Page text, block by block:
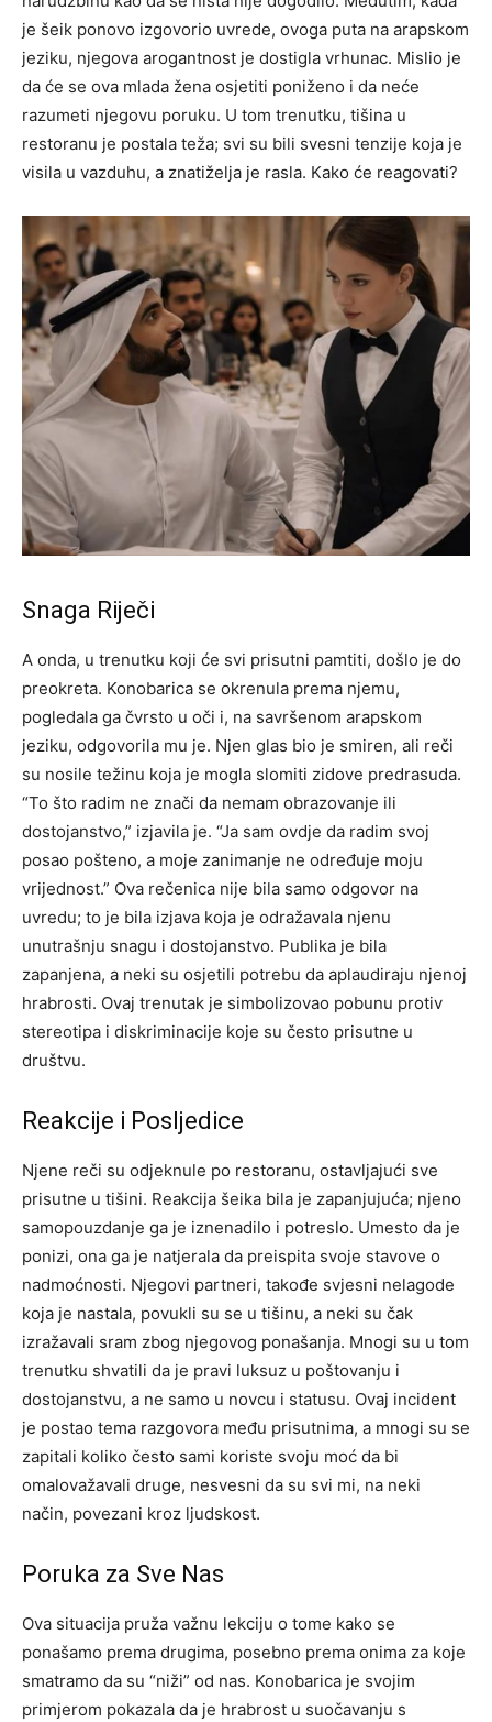
je šeik ponovo izgovorio uvrede, ovoga puta na arapskom
jeziku, njegova arogantnost je dostigla vrhunac. Mislio je
da će se ova mlada žena osjetiti poniženo i da neće
razumeti njegovu poruku. U tom trenutku, tišina u
restoranu je postala teža; svi su bili svesni tenzije koja je
visila u vazduhu, a znatiželja je rasla. Kako će reagovati?
Snaga Riječi
A onda, u trenutku koji će svi prisutni pamtiti, došlo je do
preokreta. Konobarica se okrenula prema njemu,
pogledala ga čvrsto u oči i, na savršenom arapskom
jeziku, odgovorila mu je. Njen glas bio je smiren, ali reči
su nosile težinu koja je mogla slomiti zidove predrasuda.
“To što radim ne znači da nemam obrazovanje ili
dostojanstvo,” izjavila je. “Ja sam ovdje da radim svoj
posao pošteno, a moje zanimanje ne određuje moju
vrijednost.” Ova rečenica nije bila samo odgovor na
uvredu; to je bila izjava koja je odražavala njenu
unutrašnju snagu i dostojanstvo. Publika je bila
zapanjena, a neki su osjetili potrebu da aplaudiraju njenoj
hrabrosti. Ovaj trenutak je simbolizovao pobunu protiv
stereotipa i diskriminacije koje su često prisutne u
društvu.
Reakcije i Posljedice
Njene reči su odjeknule po restoranu, ostavljajući sve
prisutne u tišini. Reakcija šeika bila je zapanjujuća; njeno
samopouzdanje ga je iznenadilo i potreslo. Umesto da je
ponizi, ona ga je natjerala da preispita svoje stavove o
nadmoćnosti. Njegovi partneri, takođe svjesni nelagode
koja je nastala, povukli su se u tišinu, a neki su čak
izražavali sram zbog njegovog ponašanja. Mnogi su u tom
trenutku shvatili da je pravi luksuz u poštovanju i
dostojanstvu, a ne samo u novcu i statusu. Ovaj incident
je postao tema razgovora među prisutnima, a mnogi su se
zapitali koliko često sami koriste svoju moć da bi
omalovažavali druge, nesvesni da su svi mi, na neki
način, povezani kroz ljudskost.
Poruka za Sve Nas
Ova situacija pruža važnu lekciju o tome kako se
ponašamo prema drugima, posebno prema onima za koje
smatramo da su “niži” od nas. Konobarica je svojim
primjerom pokazala da je hrabrost u suočavanju s